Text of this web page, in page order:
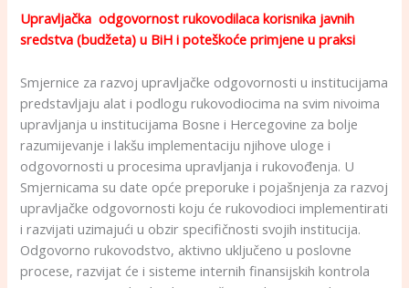
Upravljačka odgovornostrukovodilaca korisnika javnih
sredstva (budžeta) u BiH i poteškoće primjene u praksi
Smjernice za razvoj upravljačke odgovornosti u institucijama
predstavljaju alat i podlogu rukovodiocima na svim nivoima
upravljanja u institucijama Bosne i Hercegovine za bolje
razumijevanje i lakšu implementaciju njihove uloge i
odgovornosti u procesima upravljanja i rukovođenja. U
Smjernicama su date opće preporuke i pojašnjenja za razvoj
upravljačke odgovornosti koju će rukovodioci implementirati
i razvijati uzimajući u obzir specifičnosti svojih institucija.
Odgovorno rukovodstvo, aktivno uključeno u poslovne
procese, razvijat će i sisteme internih finansijskih kontrola